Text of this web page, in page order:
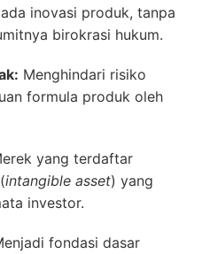
inovasi produk, tanpa
birokrasi hukum.
Menghindari risiko
formula produk oleh
yang terdaftar
intangible asset) yang
investor.
fondasi dasar